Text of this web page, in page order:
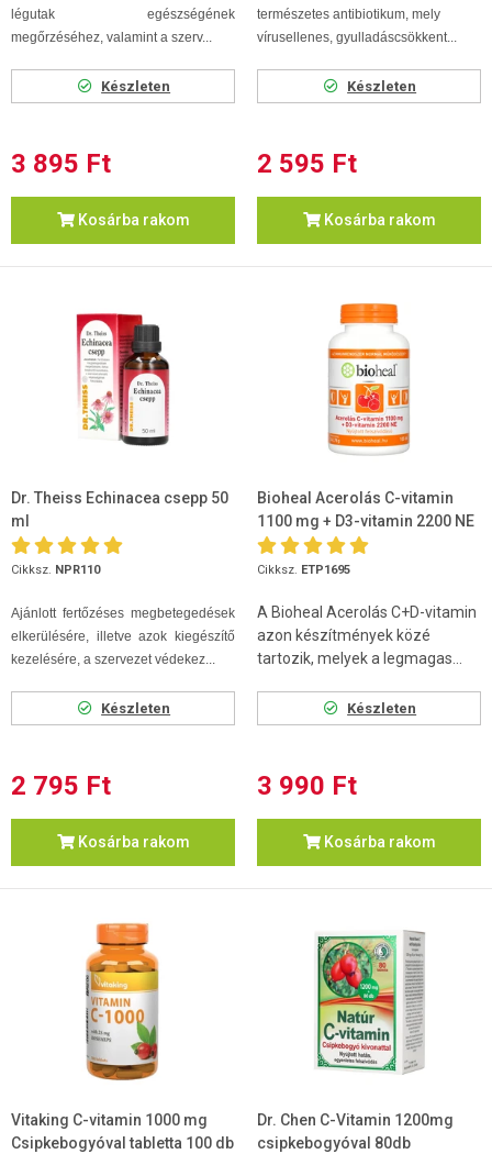
légutak egészségének
megőrzéséhez, valamint a szerv...
Készleten
3 895 Ft
Kosárba rakom
természetes antibiotikum, mely
vírusellenes, gyulladáscsökkent...
Készleten
2 595 Ft
Kosárba rakom
Dr. Theiss Echinacea csepp 50
ml
Cikksz. NPR110
Ajánlott fertőzéses megbetegedések
elkerülésére, illetve azok kiegészítő
kezelésére, a szervezet védekez...
Készleten
2 795 Ft
Kosárba rakom
Bioheal Acerolás C-vitamin
1100 mg + D3-vitamin 2200 NE
105db
Cikksz. ETP1695
A Bioheal Acerolás C+D-vitamin
azon készítmények közé
tartozik, melyek a legmagas...
Készleten
3 990 Ft
Kosárba rakom
Vitaking C-vitamin 1000 mg
Csipkebogyóval tabletta 100 db
Dr. Chen C-Vitamin 1200mg
csipkebogyóval 80db